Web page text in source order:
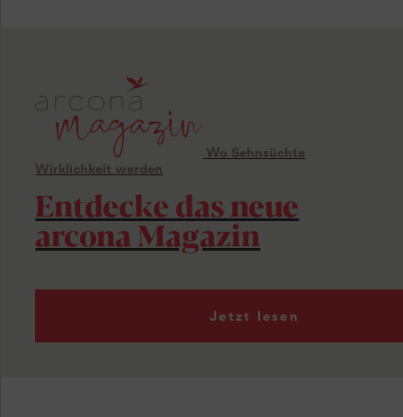
Wo Sehnsüchte
Wirklichkeit werden
Entdecke das neue
arcona Magazin
Jetzt lesen